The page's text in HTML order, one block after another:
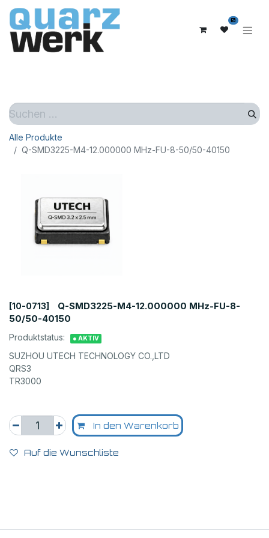
0
Alle Produkte
Q-SMD3225-M4-12.000000 MHz-FU-8-50/50-40150
[10-0713]
Q-SMD3225-M4-12.000000 MHz-FU-8-
50/50-40150
Produktstatus: ● AKTIV
SUZHOU UTECH TECHNOLOGY CO.,LTD
QRS3
TR3000
In den Warenkorb
Auf die Wunschliste